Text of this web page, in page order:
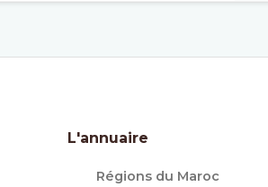
L'annuaire
Régions du Maroc